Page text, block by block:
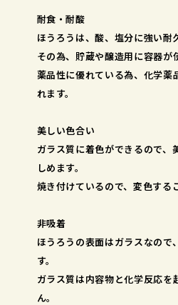
耐食・耐酸
ほうろうは、酸、塩分に強い耐
その為、貯蔵や醸造用に容器が
薬品性に優れている為、化学薬
れます。
美しい色合い
ガラス質に着色ができるので、
しめます。
焼き付けているので、変色する
非吸着
ほうろうの表面はガラスなので
す。
ガラス質は内容物と化学反応を
ん。